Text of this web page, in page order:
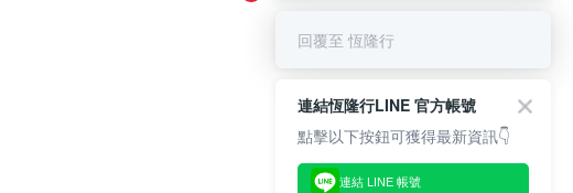
回覆至 恆隆行
連結恆隆行LINE 官方帳號
點擊以下按鈕可獲得最新資訊👇
連結 LINE 帳號